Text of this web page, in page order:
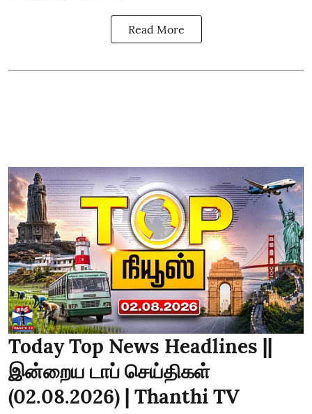
Read More
Today Top News Headlines ||
இன்றைய டாப் செய்திகள்
(02.08.2026) | Thanthi TV